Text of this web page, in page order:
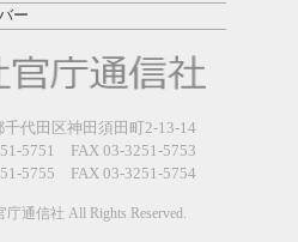
日更新
県警等と大
規模災害時
ー
代田区神田須田町2-13-14
5751 FAX 03-3251-5753
5755 FAX 03-3251-5754
通信社 All Rights Reserved.